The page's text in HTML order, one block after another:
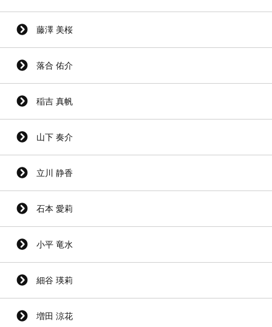
藤澤 美桜
落合 佑介
稲吉 真帆
山下 奏介
立川 静香
石本 愛莉
小平 竜水
細谷 瑛莉
増田 涼花